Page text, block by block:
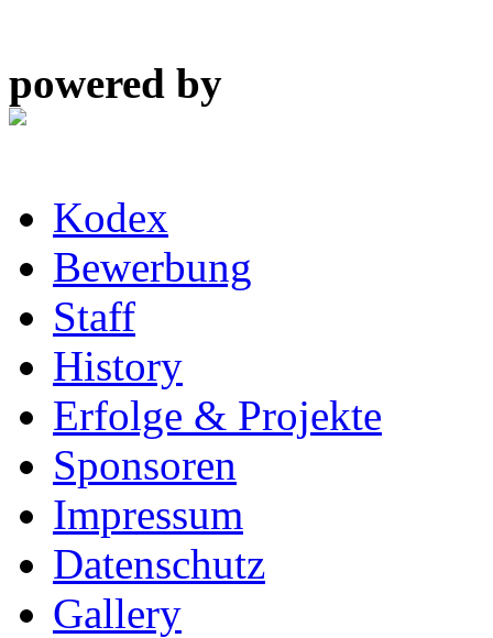
powered by
Kodex
Bewerbung
Staff
History
Erfolge & Projekte
Sponsoren
Impressum
Datenschutz
Gallery